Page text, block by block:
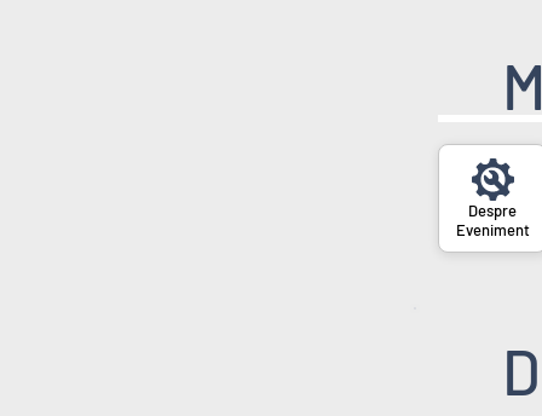
Eveniment